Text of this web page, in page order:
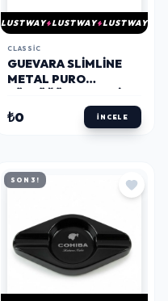
LUSTWAY LUSTWAY LUSTWAY
CLASSIC
GUEVARA SLIMLINE
METAL PURO
₺0 İNCELE
SON 3!